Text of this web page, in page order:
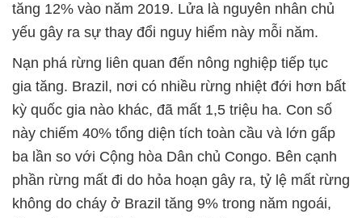
tăng 12% vào năm 2019. Lửa là nguyên nhân chủ
yếu gây ra sự thay đổi nguy hiểm này mỗi năm.
Nạn phá rừng liên quan đến nông nghiệp tiếp tục
gia tăng. Brazil, nơi có nhiều rừng nhiệt đới hơn bất
kỳ quốc gia nào khác, đã mất 1,5 triệu ha. Con số
này chiếm 40% tổng diện tích toàn cầu và lớn gấp
ba lần so với Cộng hòa Dân chủ Congo. Bên cạnh
phần rừng mất đi do hỏa hoạn gây ra, tỷ lệ mất rừng
không do cháy ở Brazil tăng 9% trong năm ngoái,